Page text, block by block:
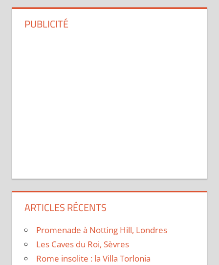
PUBLICITÉ
ARTICLES RÉCENTS
Promenade à Notting Hill, Londres
Les Caves du Roi, Sèvres
Rome insolite : la Villa Torlonia